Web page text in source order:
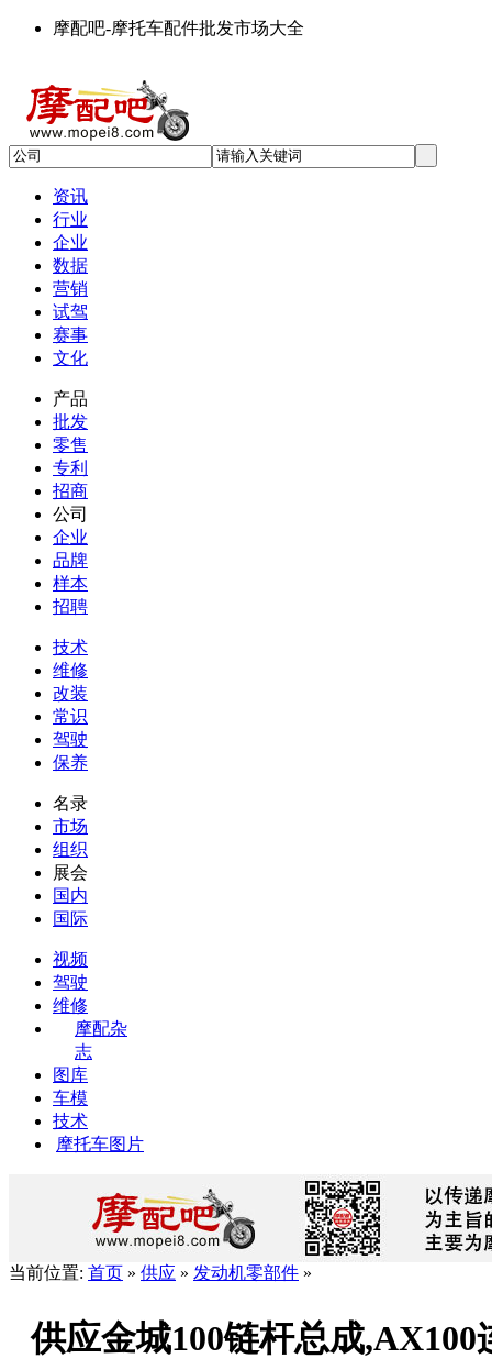
摩配吧-摩托车配件批发市场大全
资讯
行业
企业
数据
营销
试驾
赛事
文化
产品
批发
零售
专利
招商
公司
企业
品牌
样本
招聘
技术
维修
改装
常识
驾驶
保养
名录
市场
组织
展会
国内
国际
视频
驾驶
维修
摩配杂
志
图库
车模
技术
摩托车图片
当前位置: 首页 » 供应 » 发动机零部件 »
供应金城100链杆总成,AX100